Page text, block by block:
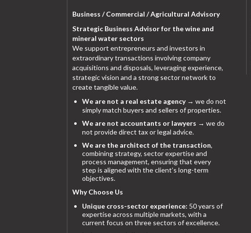
Business / Commercial / Agricultural Advisory
Strategic Business Advisor for the wine and
mineral water sectors
We support entrepreneurs and investors in
extraordinary transactions involving company
acquisitions and disposals, leveraging experience,
strategic vision and a strong sector network to
create tangible value.
We are not a real estate agency→ we do not
simply match buyers and sellers of properties.
We are not accountants or lawyers → we do
not provide direct tax or legal advice.
We are the architect of the transaction,
combining strategy, sector expertise and
process management, ensuring that every
step is aligned with the client’s long-term
objectives.
Why Choose Us
Unique cross-sector experience: 50 years of
expertise across multiple markets, with a
current focus on three sectors of excellence.